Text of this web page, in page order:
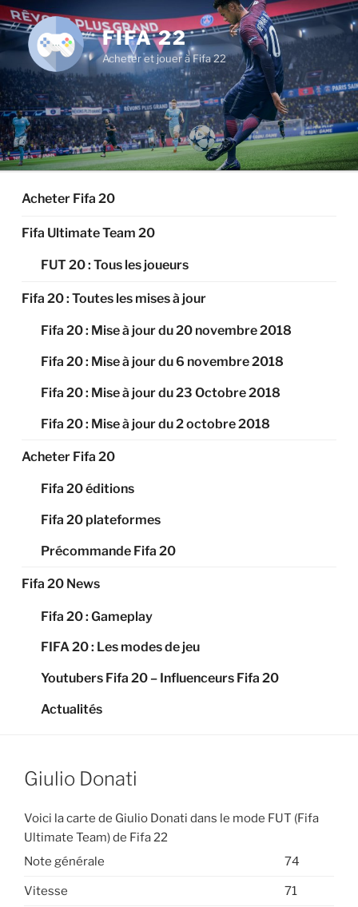
Aller
au
contenu
principal
FIFA 22
Acheter et jouer à Fifa 22
Acheter Fifa 20
Fifa Ultimate Team 20
FUT 20 : Tous les joueurs
Fifa 20 : Toutes les mises à jour
Fifa 20 : Mise à jour du 20 novembre 2018
Fifa 20 : Mise à jour du 6 novembre 2018
Fifa 20 : Mise à jour du 23 Octobre 2018
Fifa 20 : Mise à jour du 2 octobre 2018
Acheter Fifa 20
Fifa 20 éditions
Fifa 20 plateformes
Précommande Fifa 20
Fifa 20 News
Fifa 20 : Gameplay
FIFA 20 : Les modes de jeu
Youtubers Fifa 20 – Influenceurs Fifa 20
Actualités
Giulio Donati
Voici la carte de Giulio Donati dans le mode FUT (Fifa
Ultimate Team) de Fifa 22
Note générale
74
Vitesse 71